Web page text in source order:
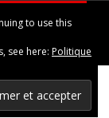
POST >
to use this
see here: Politique